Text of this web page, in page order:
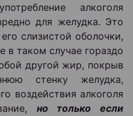
алкоголя
для желудка. Это
слизистой оболочки,
в таком случае гораздо
другой жир, покрыв
стенку желудка,
воздействия алкоголя
но только если